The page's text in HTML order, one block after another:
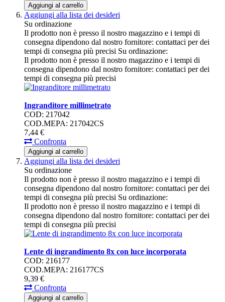
Aggiungi al carrello
Aggiungi alla lista dei desideri
Su ordinazione
Il prodotto non è presso il nostro magazzino e i tempi di
consegna dipendono dal nostro fornitore: contattaci per dei
tempi di consegna più precisi Su ordinazione:
Il prodotto non è presso il nostro magazzino e i tempi di
consegna dipendono dal nostro fornitore: contattaci per dei
tempi di consegna più precisi
Ingranditore millimetrato
COD: 217042
COD.MEPA: 217042CS
7,44 €
Confronta
Aggiungi al carrello
Aggiungi alla lista dei desideri
Su ordinazione
Il prodotto non è presso il nostro magazzino e i tempi di
consegna dipendono dal nostro fornitore: contattaci per dei
tempi di consegna più precisi Su ordinazione:
Il prodotto non è presso il nostro magazzino e i tempi di
consegna dipendono dal nostro fornitore: contattaci per dei
tempi di consegna più precisi
Lente di ingrandimento 8x con luce incorporata
COD: 216177
COD.MEPA: 216177CS
9,39 €
Confronta
Aggiungi al carrello